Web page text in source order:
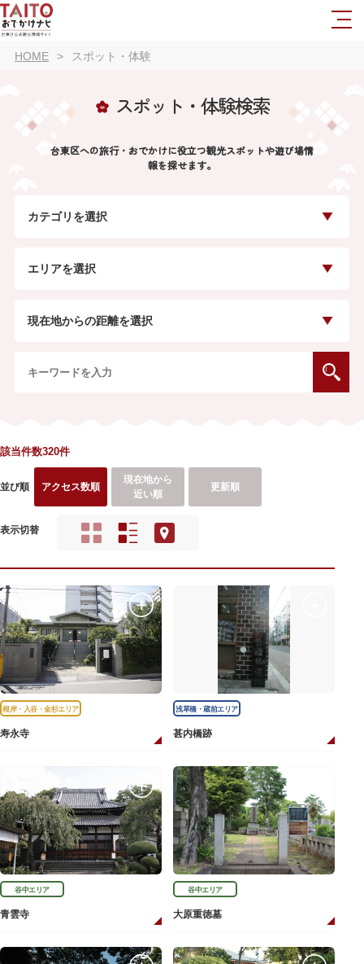
HOME スポット・体験
スポット・体験検索
台東区への旅行・おでかけに役立つ観光スポットや遊び場情
報を探せます。
カテゴリを選択
エリアを選択
現在地からの距離を選択
該当件数320件
並び順 アクセス数順
現在地から
近い順
更新順
表示切替
根岸・入谷・金杉エリア
寿永寺
浅草橋・蔵前エリア
甚内橋跡
谷中エリア
青雲寺
谷中エリア
大原重徳墓